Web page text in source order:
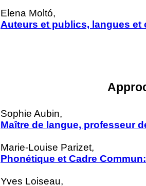
Elena Moltó,
Auteurs et publics, langues et
Sophie Aubin,
Maître de langue, professeur
Marie-Louise Parizet,
Phonétique et Cadre
Yves Loiseau,